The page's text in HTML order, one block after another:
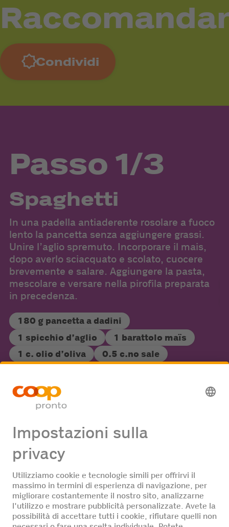
Condividi
Passo 1/3
Spaghetti
In una padella antiaderente rosolare a fuoco
lento la pancetta senza aggiungere grassi.
Unire l’aglio spremuto. Incorporare il mais,
dopo averlo sciacquato e scolato, cuocere
brevemente e salare. Aggiungere la pasta,
mescolare e versare nella pirofila preparata
in precedenza.
180 g pancetta a dadini
1 spicchio d’aglio
1 barattolo maïs
1 c. olio d’oliva
0.5 c.no sale